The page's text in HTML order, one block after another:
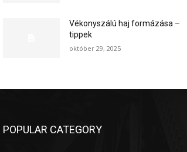
Vékonyszálú haj formázása –
tippek
október 29, 2025
POPULAR CATEGORY